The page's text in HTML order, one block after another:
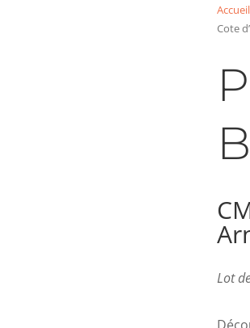
Accueil
Cote
Lot